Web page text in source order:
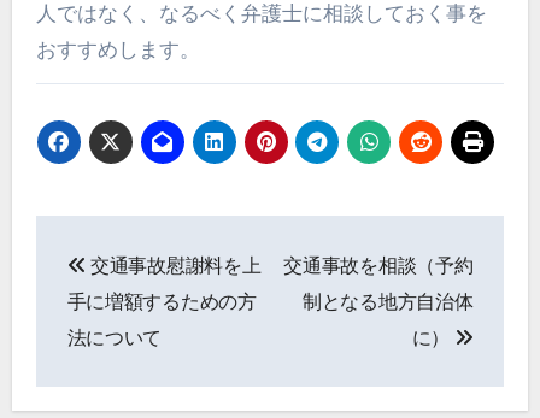
人ではなく、なるべく弁護士に相談しておく事を
おすすめします。
稿
ナ
ビ
交通事故慰謝料を上
手に増額するための方
法について
交通事故を相談（予約
制となる地方自治体
に）